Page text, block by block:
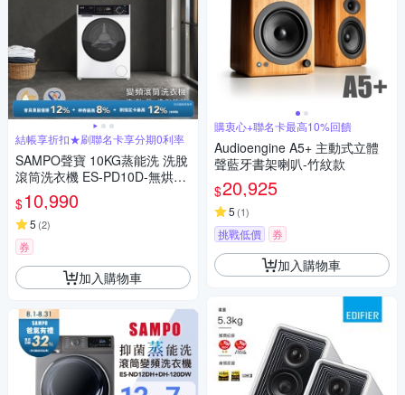
結帳享折扣★刷聯名卡享分期0利率
SAMPO聲寶 10KG蒸能洗 洗脫
滾筒洗衣機 ES-PD10D-無烘乾
含基本安裝+舊機回收
$10,990
5 (2)
券
加入購物車
購衷心+聯名卡最高10%回饋
Audioengine A5+ 主動式立體
聲藍牙書架喇叭-竹紋款
$20,925
5 (1)
挑戰低價 券
加入購物車